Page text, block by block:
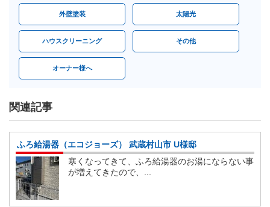
外壁塗装 太陽光
ハウスクリーニング その他
オーナー様へ
関連記事
ふろ給湯器（エコジョーズ） 武蔵村山市 U様邸
寒くなってきて、ふろ給湯器のお湯にならない事
が増えてきたので、...